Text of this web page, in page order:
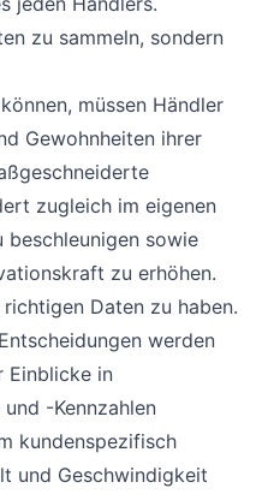
zu sammeln, sondern
müssen Händler
Gewohnheiten ihrer
zugleich im eigenen
beschleunigen sowie
zu erhöhen.
Daten zu haben.
werden
Einblicke in
-Kennzahlen
kundenspezifisch
und Geschwindigkeit